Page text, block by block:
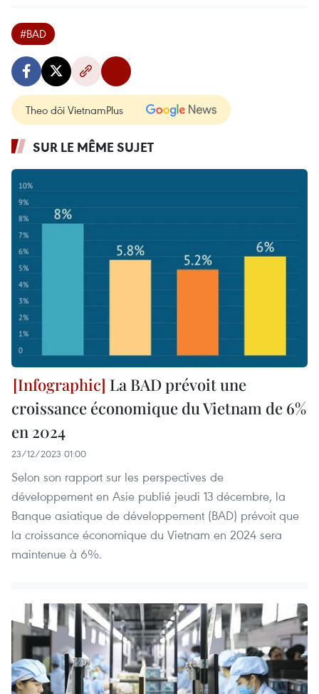
#BAD
Theo dõi VietnamPlus
SUR LE MÊME SUJET
La BAD prévoit une
croissance économique du Vietnam de 6%
en 2024
23/12/2023 01:00
Selon son rapport sur les perspectives de
développement en Asie publié jeudi 13 décembre, la
Banque asiatique de développement (BAD) prévoit que
la croissance économique du Vietnam en 2024 sera
maintenue à 6%.